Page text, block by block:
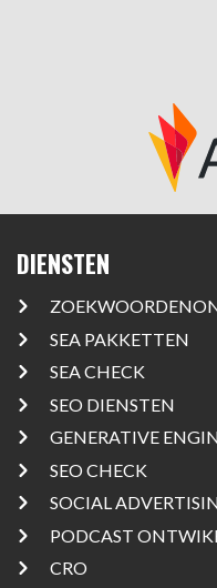
DIENSTEN
SEA PAKKETTEN
SEA CHECK
SEO DIENSTEN
GENERATIVE
SEO CHECK
SOCIAL
PODCAST
CRO